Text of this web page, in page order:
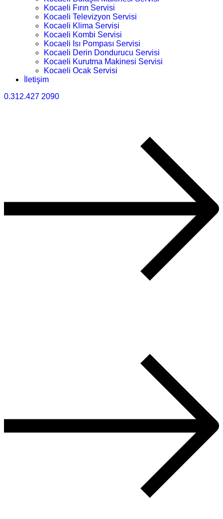
Kocaeli Fırın Servisi
Kocaeli Televizyon Servisi
Kocaeli Klima Servisi
Kocaeli Kombi Servisi
Kocaeli Isı Pompası Servisi
Kocaeli Derin Dondurucu Servisi
Kocaeli Kurutma Makinesi Servisi
Kocaeli Ocak Servisi
İletişim
0.312.427 2090